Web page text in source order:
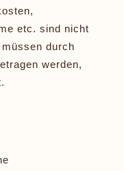
etc. sind nicht
durch
werden,